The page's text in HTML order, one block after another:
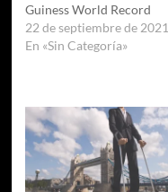
Guiness World Record
22 de septiembre de 2021
En «Sin Categoría»